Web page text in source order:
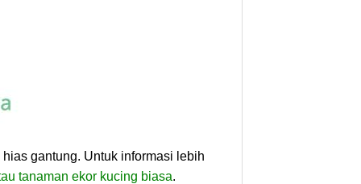
gantung. Untuk informasi lebih
tanaman ekor kucing biasa.